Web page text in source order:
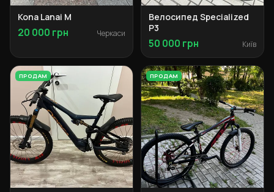
Kona Lanai M
20 000 грн Черкаси
Велосипед Specialized
P3
50 000 грн Київ
ПРОДАМ ПРОДАМ